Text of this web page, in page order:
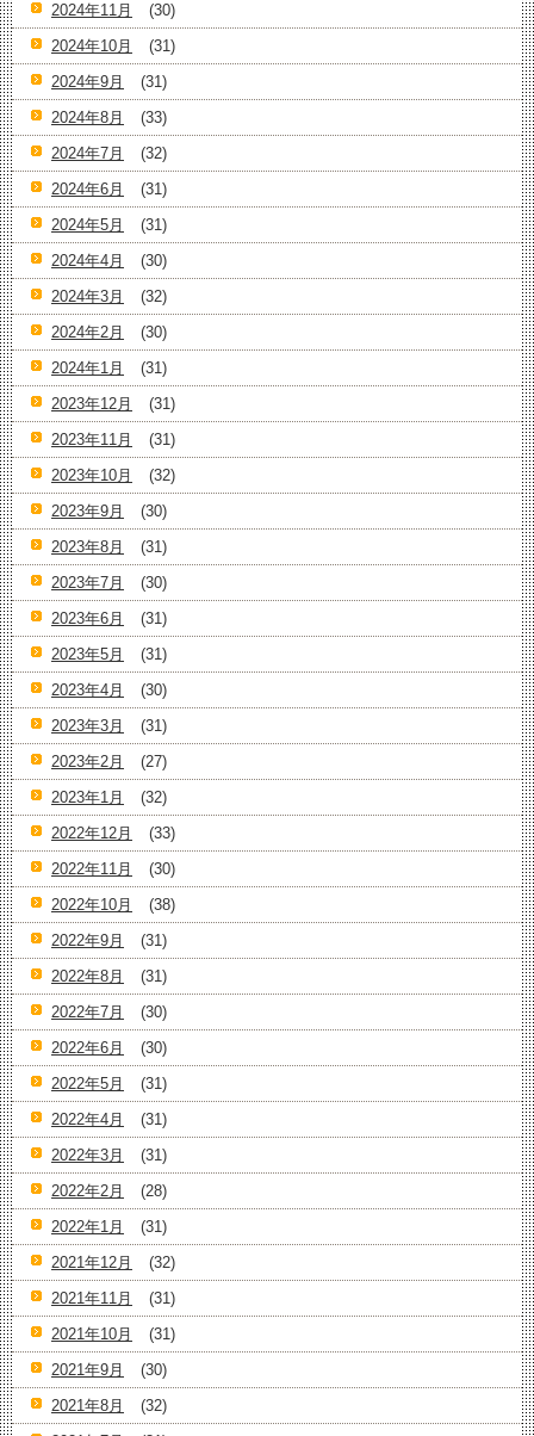
2024年11月
(30)
2024年10月
(31)
2024年9月
(31)
2024年8月
(33)
2024年7月
(32)
2024年6月
(31)
2024年5月
(31)
2024年4月
(30)
2024年3月
(32)
2024年2月
(30)
2024年1月
(31)
2023年12月
(31)
2023年11月
(31)
2023年10月
(32)
2023年9月
(30)
2023年8月
(31)
2023年7月
(30)
2023年6月
(31)
2023年5月
(31)
2023年4月
(30)
2023年3月
(31)
2023年2月
(27)
2023年1月
(32)
2022年12月
(33)
2022年11月
(30)
2022年10月
(38)
2022年9月
(31)
2022年8月
(31)
2022年7月
(30)
2022年6月
(30)
2022年5月
(31)
2022年4月
(31)
2022年3月
(31)
2022年2月
(28)
2022年1月
(31)
2021年12月
(32)
2021年11月
(31)
2021年10月
(31)
2021年9月
(30)
2021年8月
(32)